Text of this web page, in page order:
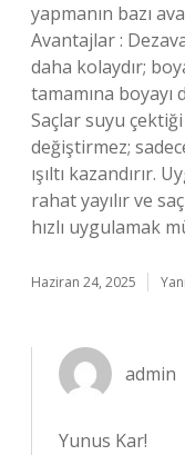
yapmanın bazı
Avantajlar :
daha kolaydır;
tamamına boyayı
Saçlar suyu
değiştirmez;
ışıltı kazandırır.
rahat yayılır ve
hızlı uygulamak
Haziran 24, 2025
admin
Yunus Kar!